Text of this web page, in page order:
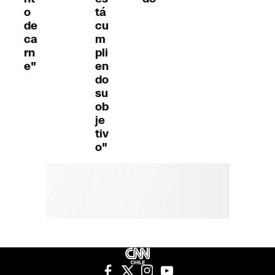
o
de
ca
rn
e"
tá
cu
m
pli
en
do
su
ob
je
tiv
o"